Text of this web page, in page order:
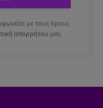
με τους όρους
απορρήτου μας.